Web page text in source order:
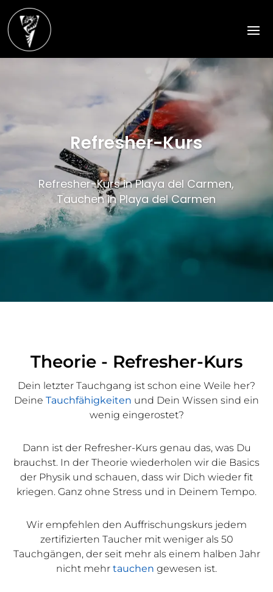
Refresher-Kurs
Refresher-Kurs in Playa del Carmen,
Tauchen in Playa del Carmen
Theorie - Refresher-Kurs
Dein letzter Tauchgang ist schon eine Weile her?
Deine Tauchfähigkeiten und Dein Wissen sind ein
wenig eingerostet?
Dann ist der Refresher-Kurs genau das, was Du
brauchst. In der Theorie wiederholen wir die Basics
der Physik und schauen, dass wir Dich wieder fit
kriegen. Ganz ohne Stress und in Deinem Tempo.
Wir empfehlen den Auffrischungskurs jedem
zertifizierten Taucher mit weniger als 50
Tauchgängen, der seit mehr als einem halben Jahr
nicht mehr tauchen gewesen ist.